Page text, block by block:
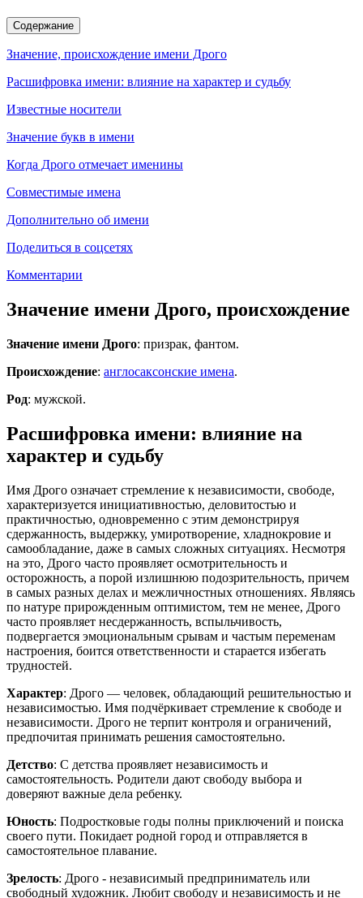
Содержание
Значение, происхождение имени Дрого
Расшифровка имени: влияние на характер и судьбу
Известные носители
Значение букв в имени
Когда Дрого отмечает именины
Совместимые имена
Дополнительно об имени
Поделиться в соцсетях
Комментарии
Значение имени Дрого, происхождение
Значение имени Дрого: призрак, фантом.
Происхождение: англосаксонские имена.
Род: мужской.
Расшифровка имени: влияние на
характер и судьбу
Имя Дрого означает стремление к независимости, свободе,
характеризуется инициативностью, деловитостью и
практичностью, одновременно с этим демонстрируя
сдержанность, выдержку, умиротворение, хладнокровие и
самообладание, даже в самых сложных ситуациях. Несмотря
на это, Дрого часто проявляет осмотрительность и
осторожность, а порой излишнюю подозрительность, причем
в самых разных делах и межличностных отношениях. Являясь
по натуре прирожденным оптимистом, тем не менее, Дрого
часто проявляет несдержанность, вспыльчивость,
подвергается эмоциональным срывам и частым переменам
настроения, боится ответственности и старается избегать
трудностей.
Характер: Дрого — человек, обладающий решительностью и
независимостью. Имя подчёркивает стремление к свободе и
независимости. Дрого не терпит контроля и ограничений,
предпочитая принимать решения самостоятельно.
Детство: С детства проявляет независимость и
самостоятельность. Родители дают свободу выбора и
доверяют важные дела ребенку.
Юность: Подростковые годы полны приключений и поиска
своего пути. Покидает родной город и отправляется в
самостоятельное плавание.
Зрелость: Дрого - независимый предприниматель или
свободный художник. Любит свободу и независимость и не